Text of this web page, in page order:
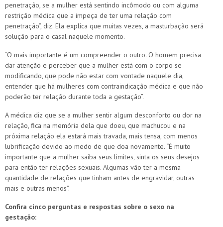
penetração, se a mulher está sentindo incômodo ou com alguma
restrição médica que a impeça de ter uma relação com
penetração”, diz. Ela explica que muitas vezes, a masturbação será
solução para o casal naquele momento.
“O mais importante é um compreender o outro. O homem precisa
dar atenção e perceber que a mulher está com o corpo se
modificando, que pode não estar com vontade naquele dia,
entender que há mulheres com contraindicação médica e que não
poderão ter relação durante toda a gestação”.
A médica diz que se a mulher sentir algum desconforto ou dor na
relação, fica na memória dela que doeu, que machucou e na
próxima relação ela estará mais travada, mais tensa, com menos
lubrificação devido ao medo de que doa novamente. “É muito
importante que a mulher saiba seus limites, sinta os seus desejos
para então ter relações sexuais. Algumas vão ter a mesma
quantidade de relações que tinham antes de engravidar, outras
mais e outras menos”.
Confira cinco perguntas e respostas sobre o sexo na
gestação: